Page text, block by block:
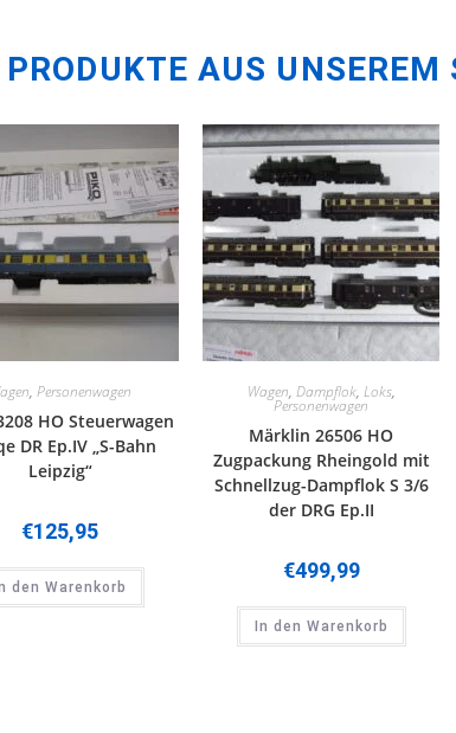
AUS UNSEREM
,Personenwagen
HO Steuerwagen
DR Ep.IV „S-Bahn
Leipzig“
€125,95
den Warenkorb
Wagen, Dampflok, Loks,
Personenwagen
Märklin 26506 HO
Zugpackung Rheingold mit
Schnellzug-Dampflok S 3/6
der DRG Ep.II
€499,99
In den Warenkorb